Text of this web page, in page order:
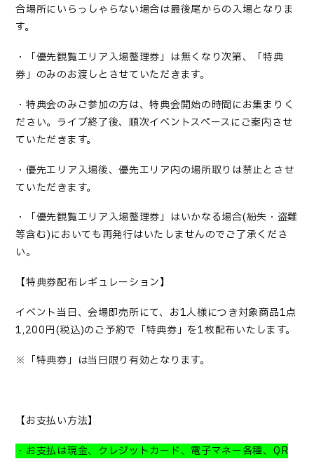
合場所にいらっしゃらない場合は最後尾からの入場となりま
す。
・「優先観覧エリア入場整理券」は無くなり次第、「特典
券」のみのお渡しとさせていただきます。
・特典会のみご参加の方は、特典会開始の時間にお集まりく
ださい。ライブ終了後、順次イベントスペースにご案内させ
ていただきます。
・優先エリア入場後、優先エリア内の場所取りは禁止とさせ
ていただきます。
・「優先観覧エリア入場整理券」はいかなる場合(紛失・盗難
等含む)においても再発行はいたしませんのでご了承くださ
い。
【特典券配布レギュレーション】
イベント当日、会場即売所にて、お1人様につき対象商品1点
1,200円(税込)のご予約で「特典券」を1枚配布いたします。
※「特典券」は当日限り有効となります。
【お支払い方法】
・お支払は現金、クレジットカード、電子マネー各種、 QR